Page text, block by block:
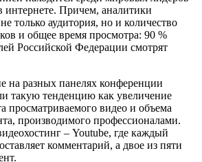
интернете. Причем, аналитики
только аудитория, но и количество
и общее время просмотра: 90 %
Российской Федерации смотрят
разных панелях конференции
такую тенденцию как увеличение
просматриваемого видео и объема
производимого профессионалами.
– Youtube, где каждый
комментарий, а двое из пяти